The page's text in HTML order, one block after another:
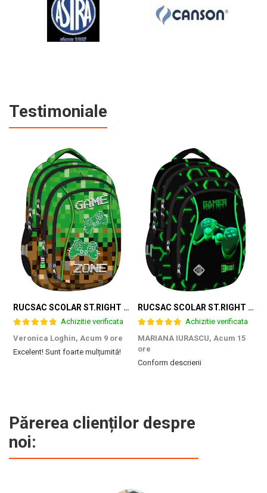
Testimoniale
RUCSAC SCOLAR ST.RIGHT 4 COMPARTIMENTE BP-04 GAME ZONE 698187
Achizitie verificata
Veronica Loghin, Acum 9 ore
Excelent! Sunt foarte mulțumită!
RUCSAC SCOLAR ST.RIGHT 4 COMPARTIMENTE BP-04 GREEN LEVEL 301339
Achizitie verificata
MARIANA IURASCU, Acum 15
ore
Conform descrierii
Părerea clienților despre
noi: